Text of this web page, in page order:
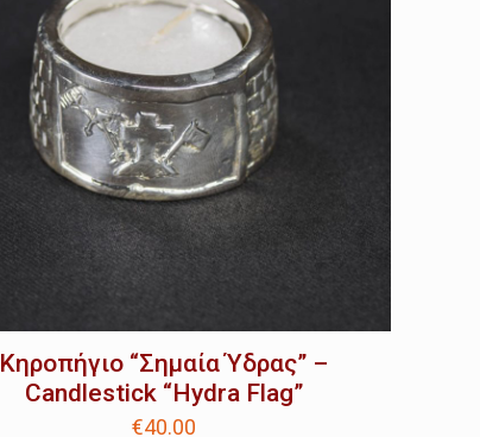
Κηροπήγιο “Σημαία Ύδρας” –
Candlestick “Hydra Flag”
€40.00